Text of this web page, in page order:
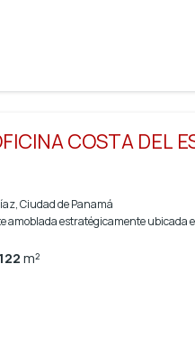
COSTA DEL
Ciudad de Panamá
amoblada estratégicamente ubicada
122m²